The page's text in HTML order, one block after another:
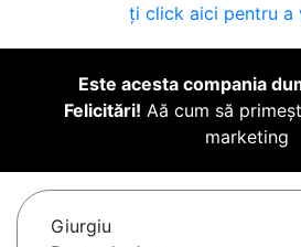
ți click aici pentru a
Este acesta compania
Felicitări! Aă cum să
marketing
Giurgiu